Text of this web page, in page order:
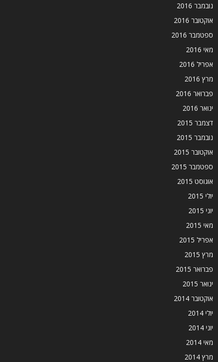
נובמבר 2016
אוקטובר 2016
ספטמבר 2016
מאי 2016
אפריל 2016
מרץ 2016
פברואר 2016
ינואר 2016
דצמבר 2015
נובמבר 2015
אוקטובר 2015
ספטמבר 2015
אוגוסט 2015
יולי 2015
יוני 2015
מאי 2015
אפריל 2015
מרץ 2015
פברואר 2015
ינואר 2015
אוקטובר 2014
יולי 2014
יוני 2014
מאי 2014
מרץ 2014